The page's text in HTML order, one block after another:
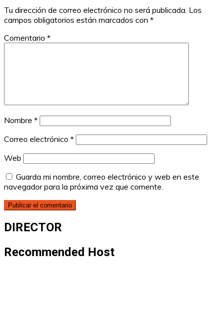
Tu dirección de correo electrónico no será publicada. Los
campos obligatorios están marcados con *
Comentario *
Nombre *
Correo electrónico *
Web
Guarda mi nombre, correo electrónico y web en este
navegador para la próxima vez que comente.
DIRECTOR
Recommended Host